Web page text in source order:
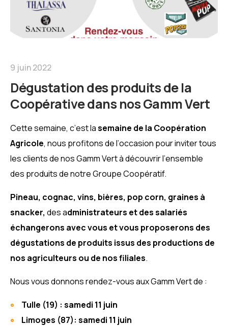
9 juin 2022
Dégustation des produits de la
Coopérative dans nos Gamm Vert
Cette semaine, c’est lasemaine de la Coopération
Agricole, nous profitons de l’occasion pour inviter tous
les clients de nos Gamm Vert à découvrir l’ensemble
des produits de notre Groupe Coopératif.
Pineau, cognac, vins, bières, pop corn, graines à
snacker, des administrateurs et des salariés
échangerons avec vous et vous proposerons des
dégustations de produits issus des productions de
nos agriculteurs ou de nos filiales.
Nous vous donnons rendez-vousaux Gamm Vert de :
Tulle (19) : samedi 11 juin
Limoges (87): samedi 11 juin